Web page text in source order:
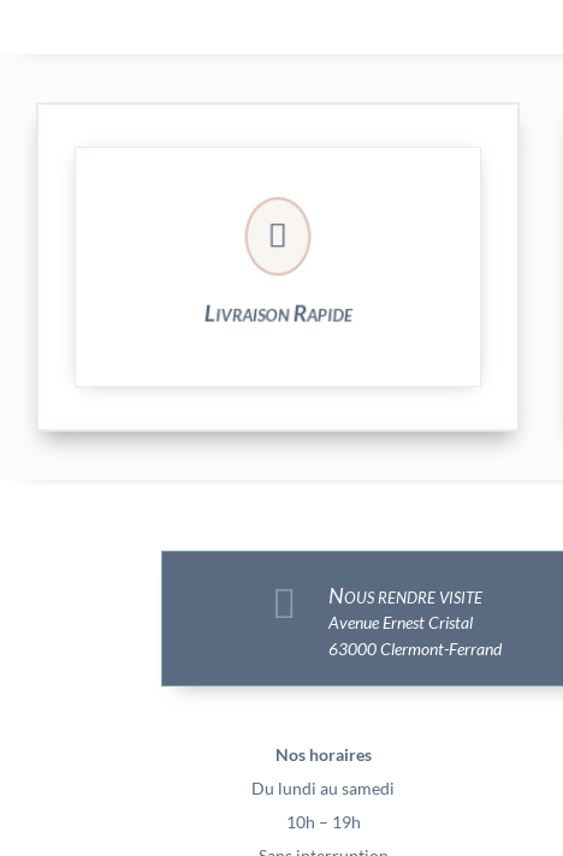

Livraison Rapide
Votre commande est expédiée sous 24/48h
et livrée par Colissimo.
 Nous rendre visite
Avenue Ernest Cristal
63000 Clermont-Ferrand
Nos horaires
Du lundi au samedi
10h – 19h